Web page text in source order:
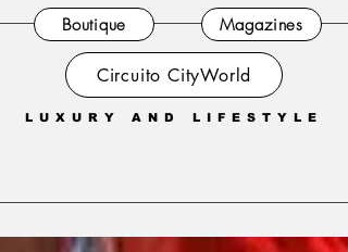
LUXURY AND LIFESTYLE
Magazines
Boutique
Circuito CityWorld